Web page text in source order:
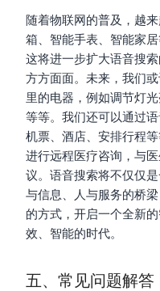
随着物联网的普及，越
箱、智能手表、智能家
这将进一步扩大语音搜
方方面面。未来，我们
里的电器，例如调节灯
等等。我们还可以通过
机票、酒店、安排行程
进行远程医疗咨询，与
议。语音搜索将不仅仅
与信息、人与服务的桥
的方式，开启一个全新
效、智能的时代。
五、常见问题解